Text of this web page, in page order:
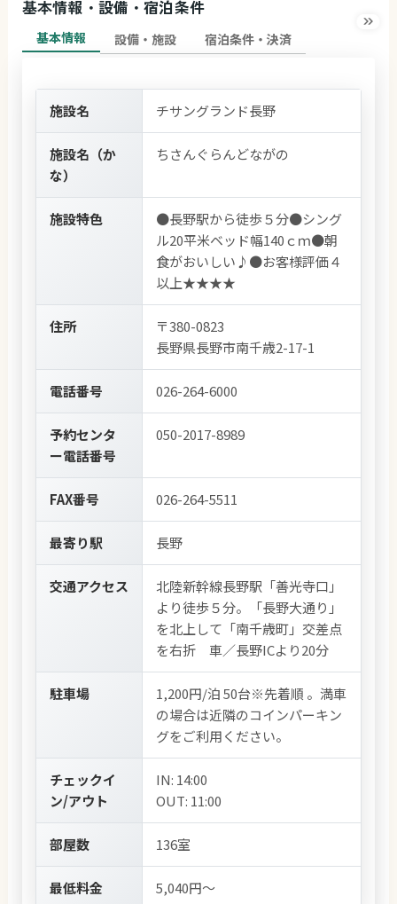
基本情報・設備・宿泊条件
基本情報 設備・施設 宿泊条件・決済
施設名 チサングランド長野
施設名（か
な）
ちさんぐらんどながの
施設特色
●長野駅から徒歩５分●シング
ル20平米ベッド幅140ｃｍ●朝
食がおいしい♪●お客様評価４
以上★★★★
住所
〒380-0823
長野県長野市南千歳2-17-1
電話番号 026-264-6000
予約センタ
ー電話番号
050-2017-8989
FAX番号 026-264-5511
最寄り駅 長野
交通アクセス
北陸新幹線長野駅「善光寺口」
より徒歩５分。「長野大通り」
を北上して「南千歳町」交差点
を右折 車／長野ICより20分
駐車場
1,200円/泊 50台※先着順 。満車
の場合は近隣のコインパーキン
グをご利用ください。
チェックイ
ン/アウト
IN: 14:00
OUT: 11:00
部屋数 136室
最低料金 5,040円～